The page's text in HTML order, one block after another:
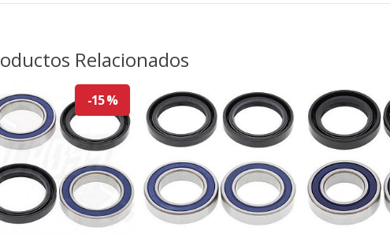
Relacionados
-15 %